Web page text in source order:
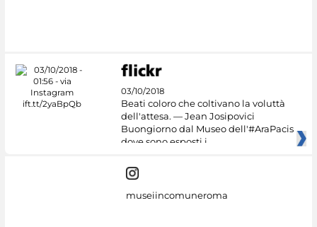
03/10/2018
Beati coloro che coltivano la voluttà
dell'attesa. — Jean Josipovici
Buongiorno dal Museo dell'#AraPacis
dove sono esposti i
museiincomuneroma